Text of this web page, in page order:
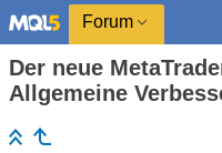
Forum
Der neue
Allgemeine